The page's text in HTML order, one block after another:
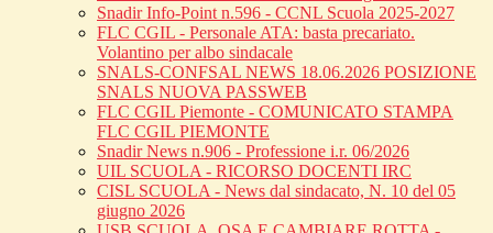
Snadir Info-Point n.596 - CCNL Scuola 2025-2027
FLC CGIL - Personale ATA: basta precariato.
Volantino per albo sindacale
SNALS-CONFSAL NEWS 18.06.2026 POSIZIONE
SNALS NUOVA PASSWEB
FLC CGIL Piemonte - COMUNICATO STAMPA
FLC CGIL PIEMONTE
Snadir News n.906 - Professione i.r. 06/2026
UIL SCUOLA - RICORSO DOCENTI IRC
CISL SCUOLA - News dal sindacato, N. 10 del 05
giugno 2026